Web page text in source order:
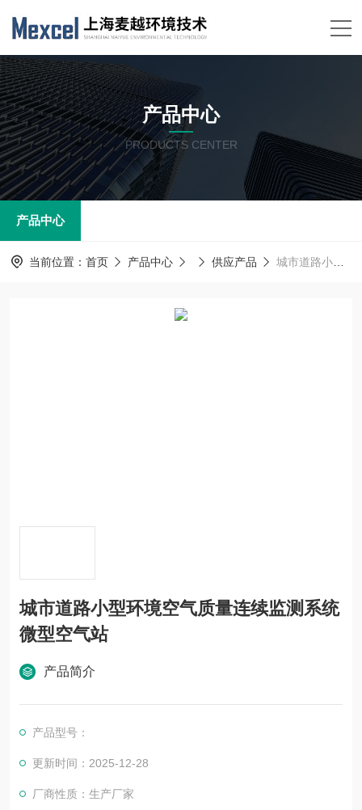
产品中心
PRODUCTS CENTER
产品中心
当前位置： 首页 产品中心 供应产品 城市道路小型环境空气质量连续监测系统 微型空气站
城市道路小型环境空气质量连续监测系统
微型空气站
产品简介
产品型号：
更新时间：2025-12-28
厂商性质：生产厂家